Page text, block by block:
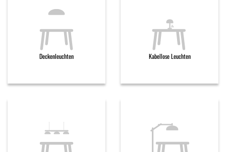
Deckenleuchten Kabellose Leuchten